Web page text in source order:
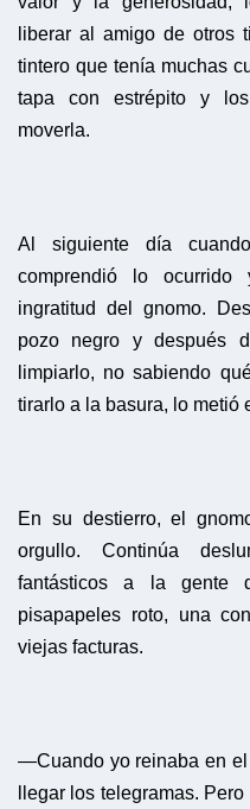
liberar al amigo de otros
tintero que tenía muchas
tapa con estrépito y
moverla.
Al siguiente día
comprendió lo
ingratitud del gnomo.
pozo negro y después
limpiarlo, no sabiendo
tirarlo a la basura, lo metió
En su destierro, el
orgullo. Continúa
fantásticos a la gente
pisapapeles roto, una
viejas facturas.
—Cuando yo reinaba en el
llegar los telegramas.